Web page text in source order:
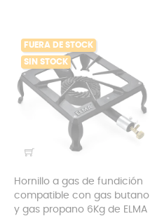
FUERA DE STOCK
SIN STOCK
Hornillo a gas de fundición
compatible con gas butano
y gas propano 6Kg de ELMA